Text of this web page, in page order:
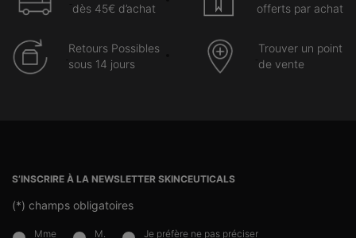
dès 45€ d’achat
offerts par achat
Retours Possibles
sous 14 jours
Trouver un point
de vente
S’INSCRIRE À LA NEWSLETTER SKINCEUTICALS
(*) champs obligatoires
Mme M. Je préfère ne pas préciser